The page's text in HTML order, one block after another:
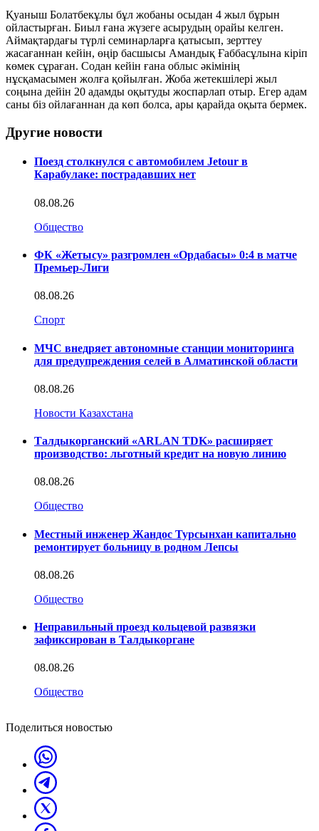
Қуаныш Болатбекұлы бұл жобаны осыдан 4 жыл бұрын
ойластырған. Биыл ғана жүзеге асырудың орайы келген.
Аймақтардағы түрлі семинарларға қатысып, зерттеу
жасағаннан кейін, өңір басшысы Амандық Ғаббасұлына кіріп
көмек сұраған. Содан кейін ғана облыс әкімінің
нұсқамасымен жолға қойылған. Жоба жетекшілері жыл
соңына дейін 20 адамды оқытуды жоспарлап отыр. Егер адам
саны біз ойлағаннан да көп болса, ары қарайда оқыта бермек.
Другие новости
Поезд столкнулся с автомобилем Jetour в
Карабулаке: пострадавших нет
08.08.26
Общество
ФК «Жетысу» разгромлен «Ордабасы» 0:4 в матче
Премьер-Лиги
08.08.26
Спорт
МЧС внедряет автономные станции мониторинга
для предупреждения селей в Алматинской области
08.08.26
Новости Казахстана
Талдыкорганский «ARLAN TDK» расширяет
производство: льготный кредит на новую линию
08.08.26
Общество
Местный инженер Жандос Турсынхан капитально
ремонтирует больницу в родном Лепсы
08.08.26
Общество
Неправильный проезд кольцевой развязки
зафиксирован в Талдыкоргане
08.08.26
Общество
Поделиться новостью